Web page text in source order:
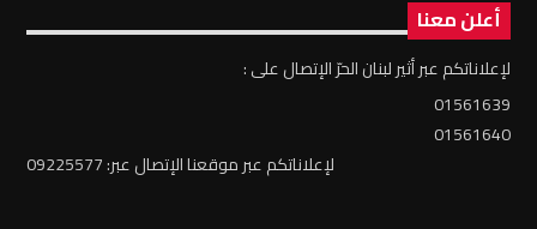
أعلن معنا
لإعلاناتكم عبر أثير لبنان الحرّ الإتصال على :
01561639
01561640
لإعلاناتكم عبر موقعنا الإتصال عبر: 09225577